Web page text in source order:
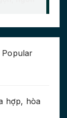
Popular
hợp, hòa